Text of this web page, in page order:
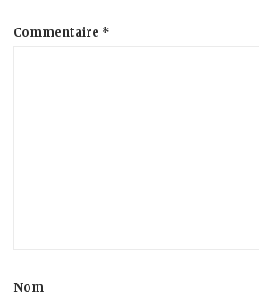
Commentaire *
Nom